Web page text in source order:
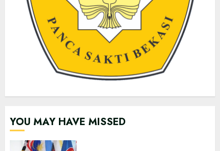
YOU MAY HAVE MISSED